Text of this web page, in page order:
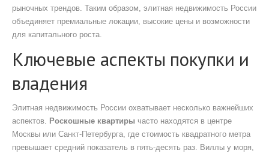
рыночных трендов. Таким образом, элитная недвижимость России
объединяет премиальные локации, высокие цены и возможности
для капитального роста.
Ключевые аспекты покупки и
владения
Элитная недвижимость России охватывает несколько важнейших
аспектов. Роскошные квартиры часто находятся в центре
Москвы или Санкт‑Петербурга, где стоимость квадратного метра
превышает средний показатель в пять‑десять раз. Виллы у моря,